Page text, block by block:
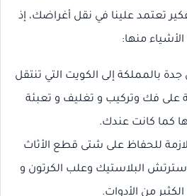
تعتمد علينا في نقل أغراضك، إذ
الأشياء منها:
بالمملكة إلى الكويت التي تنتقل
على فك وتركيب و تغليف و تعبئة
كما كانت عندك.
للحفاظ على شتى قطع الأثاث
البلاستيك وعلب الكرتون و
من الأدوات.